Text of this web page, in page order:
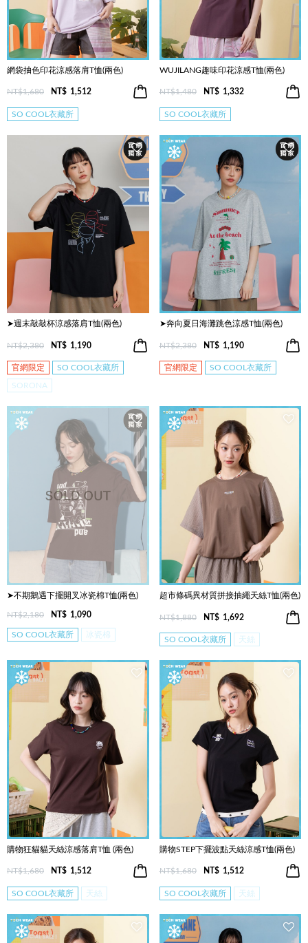
網袋抽色印花涼感落肩T恤(兩色)
NT$1,680 NT$ 1,512
SO COOL衣藏所
WUJILANG趣味印花涼感T恤(兩色)
NT$1,480 NT$ 1,332
SO COOL衣藏所
➤週末敲敲杯涼感落肩T恤(兩色)
NT$2,380 NT$ 1,190
官網限定 SO COOL衣藏所
SORONA
➤奔向夏日海灘跳色涼感T恤(兩色)
NT$2,380 NT$ 1,190
官網限定 SO COOL衣藏所
➤不期鵝遇下擺開叉冰瓷棉T恤(兩色)
NT$2,180 NT$ 1,090
SO COOL衣藏所 冰瓷棉
超市條碼異材質拼接抽繩天絲T恤(兩色)
NT$1,880 NT$ 1,692
SO COOL衣藏所 天絲
購物狂貓貓天絲涼感落肩T恤 (兩色)
NT$1,680 NT$ 1,512
SO COOL衣藏所 天絲
購物STEP下擺波點天絲涼感T恤(兩色)
NT$1,680 NT$ 1,512
SO COOL衣藏所 天絲